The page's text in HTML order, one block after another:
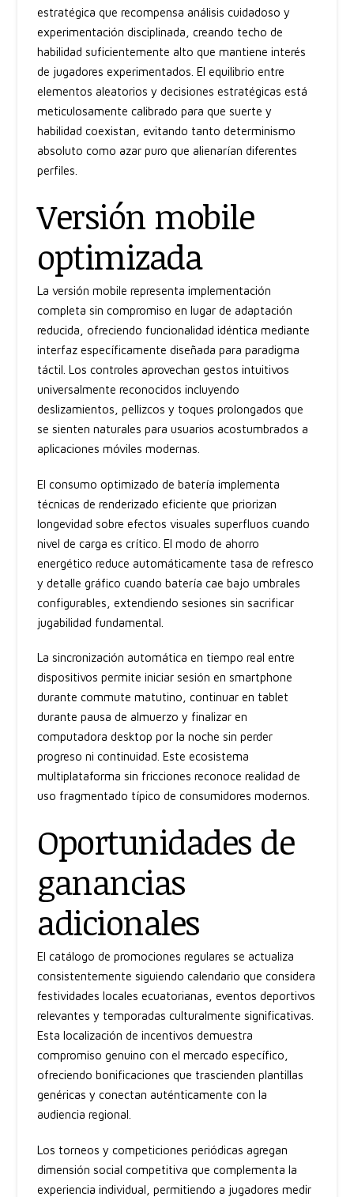
estratégica que recompensa análisis cuidadoso y
experimentación disciplinada, creando techo de
habilidad suficientemente alto que mantiene interés
de jugadores experimentados. El equilibrio entre
elementos aleatorios y decisiones estratégicas está
meticulosamente calibrado para que suerte y
habilidad coexistan, evitando tanto determinismo
absoluto como azar puro que alienarían diferentes
perfiles.
Versión mobile
optimizada
La versión mobile representa implementación
completa sin compromiso en lugar de adaptación
reducida, ofreciendo funcionalidad idéntica mediante
interfaz específicamente diseñada para paradigma
táctil. Los controles aprovechan gestos intuitivos
universalmente reconocidos incluyendo
deslizamientos, pellizcos y toques prolongados que
se sienten naturales para usuarios acostumbrados a
aplicaciones móviles modernas.
El consumo optimizado de batería implementa
técnicas de renderizado eficiente que priorizan
longevidad sobre efectos visuales superfluos cuando
nivel de carga es crítico. El modo de ahorro
energético reduce automáticamente tasa de refresco
y detalle gráfico cuando batería cae bajo umbrales
configurables, extendiendo sesiones sin sacrificar
jugabilidad fundamental.
La sincronización automática en tiempo real entre
dispositivos permite iniciar sesión en smartphone
durante commute matutino, continuar en tablet
durante pausa de almuerzo y finalizar en
computadora desktop por la noche sin perder
progreso ni continuidad. Este ecosistema
multiplataforma sin fricciones reconoce realidad de
uso fragmentado típico de consumidores modernos.
Oportunidades de
ganancias
adicionales
El catálogo de promociones regulares se actualiza
consistentemente siguiendo calendario que considera
festividades locales ecuatorianas, eventos deportivos
relevantes y temporadas culturalmente significativas.
Esta localización de incentivos demuestra
compromiso genuino con el mercado específico,
ofreciendo bonificaciones que trascienden plantillas
genéricas y conectan auténticamente con la
audiencia regional.
Los torneos y competiciones periódicas agregan
dimensión social competitiva que complementa la
experiencia individual, permitiendo a jugadores medir